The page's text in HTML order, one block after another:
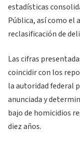
estadísticas
Pública, así como el
reclasificación de
Las cifras
coincidir con los
la autoridad federal
anunciada y
bajo de homicidios
diez años.